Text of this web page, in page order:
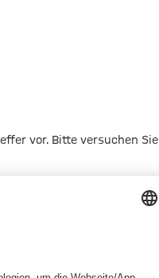
2007
vor. Bitte versuchen Sie